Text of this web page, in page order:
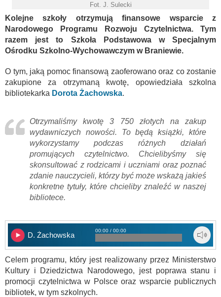
Fot. J. Sulecki
Kolejne szkoły otrzymują finansowe wsparcie z
Narodowego Programu Rozwoju Czytelnictwa. Tym
razem jest to Szkoła Podstawowa w Specjalnym
Ośrodku Szkolno-Wychowawczym w Braniewie.
O tym, jaką pomoc finansową zaoferowano oraz co zostanie
zakupione za otrzymaną kwotę, opowiedziała szkolna
bibliotekarka Dorota Żachowska.
Otrzymaliśmy kwotę 3 750 złotych na zakup
wydawniczych nowości. To będą książki, które
wykorzystamy podczas różnych działań
promujących czytelnictwo. Chcielibyśmy się
skonsultować z rodzicami i uczniami oraz poznać
zdanie nauczycieli, którzy być może wskażą jakieś
konkretne tytuły, które chcieliby znaleźć w naszej
bibliotece.
D. Żachowska
00:00 / 00:00
Celem programu, który jest realizowany przez Ministerstwo
Kultury i Dziedzictwa Narodowego, jest poprawa stanu i
promocji czytelnictwa w Polsce oraz wsparcie publicznych
bibliotek, w tym szkolnych.